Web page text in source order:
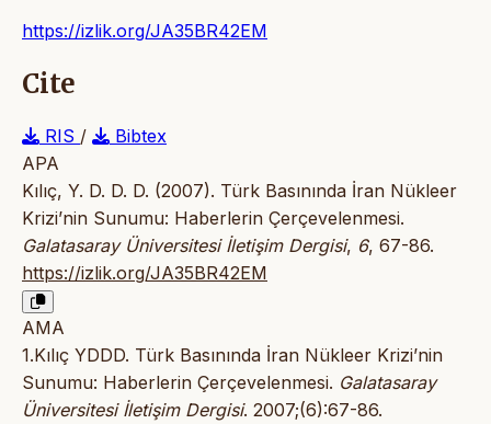
https://izlik.org/JA35BR42EM
Cite
RIS /
Bibtex
APA
Kılıç, Y. D. D. D. (2007). Türk Basınında İran Nükleer
Krizi’nin Sunumu: Haberlerin Çerçevelenmesi.
Galatasaray Üniversitesi İletişim Dergisi, 6, 67-86.
https://izlik.org/JA35BR42EM
AMA
1.Kılıç YDDD. Türk Basınında İran Nükleer Krizi’nin
Sunumu: Haberlerin Çerçevelenmesi. Galatasaray
Üniversitesi İletişim Dergisi. 2007;(6):67-86.